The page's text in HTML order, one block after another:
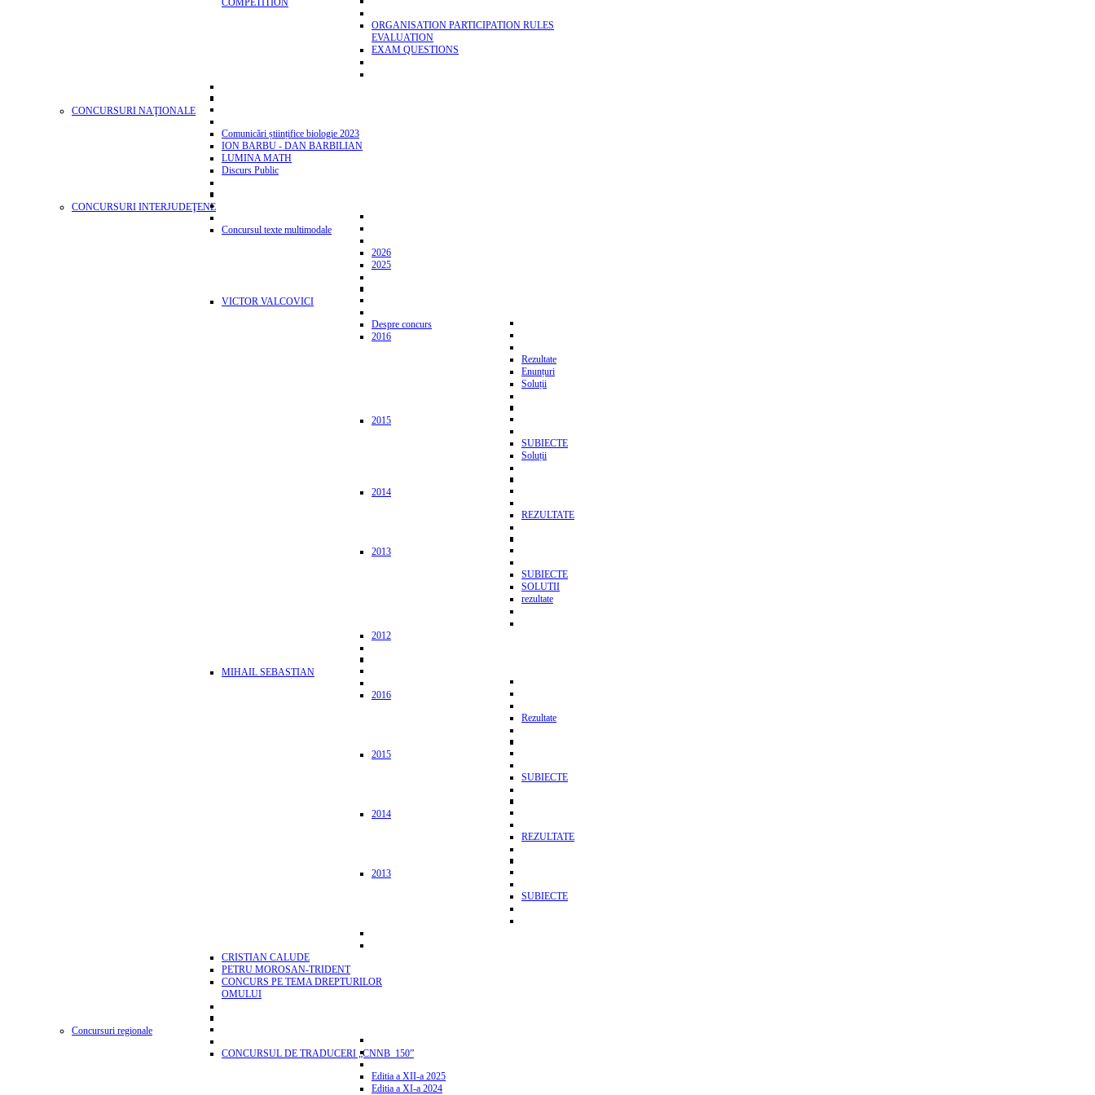
COMPETITION
ORGANISATION PARTICIPATION RULES
EVALUATION
EXAM QUESTIONS
CONCURSURI NAŢIONALE
Comunicări științifice biologie 2023
ION BARBU - DAN BARBILIAN
LUMINA MATH
Discurs Public
CONCURSURI INTERJUDEŢENE
Concursul texte multimodale
2026
2025
VICTOR VALCOVICI
Despre concurs
2016
Rezultate
Enunțuri
Soluții
2015
SUBIECTE
Soluții
2014
REZULTATE
2013
SUBIECTE
SOLUTII
rezultate
2012
MIHAIL SEBASTIAN
2016
Rezultate
2015
SUBIECTE
2014
REZULTATE
2013
SUBIECTE
CRISTIAN CALUDE
PETRU MOROSAN-TRIDENT
CONCURS PE TEMA DREPTURILOR
OMULUI
Concursuri regionale
CONCURSUL DE TRADUCERI „CNNB_150”
Editia a XII-a 2025
Editia a XI-a 2024